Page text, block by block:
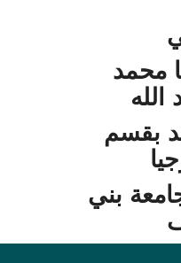
محمد
بقسم
بني